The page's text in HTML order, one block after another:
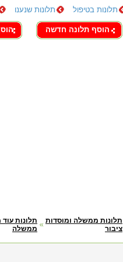
תלונות בטיפול תלונות שנענו
צור קשר
הוסף תלונה חדשה
תלונות
ממשלה
תלונות ממשלה ומוסדות
ציבור